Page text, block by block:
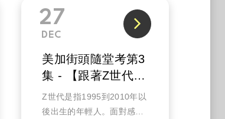
27
DEC
美加街頭隨堂考第3
集 - 【跟著Z世代談
情說愛】
Z世代是指1995到2010年以
後出生的年輕人。面對感